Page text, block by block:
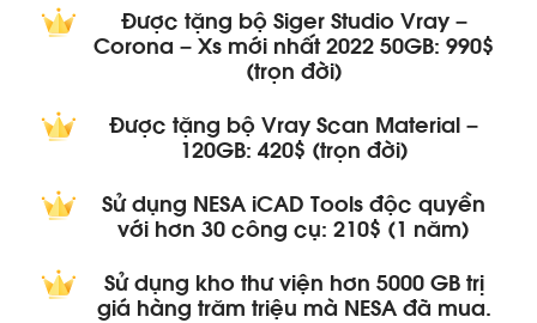
Được tặng bộ Siger Studio Vray –
Corona – Xs mới nhất 2022 50GB: 990$
(trọn đời)
Được tặng bộ Vray Scan Material –
120GB: 420$ (trọn đời)
Sử dụng NESA iCAD Tools độc quyền
với hơn 30 công cụ: 210$ (1 năm)
Sử dụng kho thư viện hơn 5000 GB trị
giá hàng trăm triệu mà NESA đã mua.